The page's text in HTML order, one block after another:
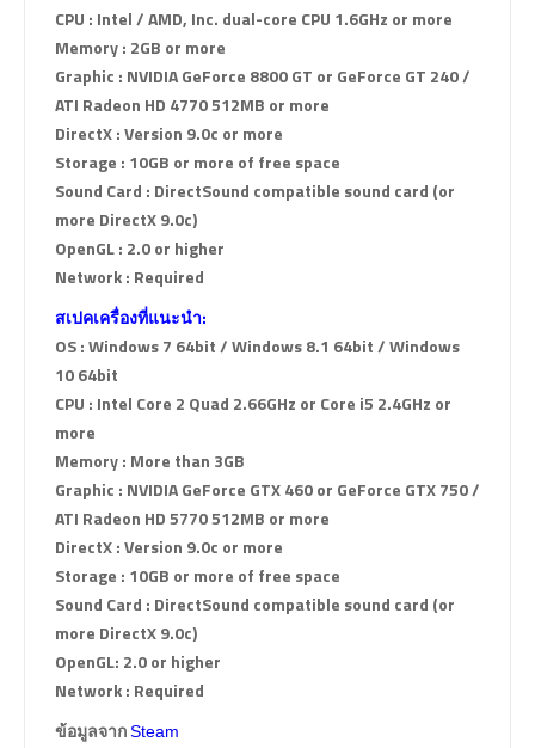
CPU : Intel / AMD, Inc. dual-core CPU 1.6GHz or more
Memory : 2GB or more
Graphic : NVIDIA GeForce 8800 GT or GeForce GT 240 /
ATI Radeon HD 4770 512MB or more
DirectX : Version 9.0c or more
Storage : 10GB or more of free space
Sound Card : DirectSound compatible sound card (or
more DirectX 9.0c)
OpenGL : 2.0 or higher
Network : Required
สเปคเครื่องที่แนะนำ:
OS : Windows 7 64bit / Windows 8.1 64bit / Windows
10 64bit
CPU : Intel Core 2 Quad 2.66GHz or Core i5 2.4GHz or
more
Memory : More than 3GB
Graphic : NVIDIA GeForce GTX 460 or GeForce GTX 750 /
ATI Radeon HD 5770 512MB or more
DirectX : Version 9.0c or more
Storage : 10GB or more of free space
Sound Card : DirectSound compatible sound card (or
more DirectX 9.0c)
OpenGL: 2.0 or higher
Network : Required
ข้อมูลจากSteam